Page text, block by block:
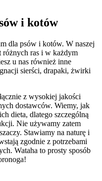
i kotów
dla psów i kotów. W naszej
różnych ras i w każdym
u nas również inne
sierści, drapaki, żwirki
z wysokiej jakości
dostawców. Wiemy, jak
dieta, dlatego szczególną
Nie używamy zatem
Stawiamy na naturę i
zgodnie z potrzebami
Wataha to prosty sposób